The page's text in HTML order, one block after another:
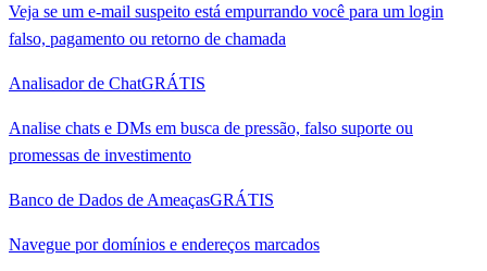
Veja se um e-mail suspeito está empurrando você para um login
falso, pagamento ou retorno de chamada
Analisador de ChatGRÁTIS
Analise chats e DMs em busca de pressão, falso suporte ou
promessas de investimento
Banco de Dados de AmeaçasGRÁTIS
Navegue por domínios e endereços marcados